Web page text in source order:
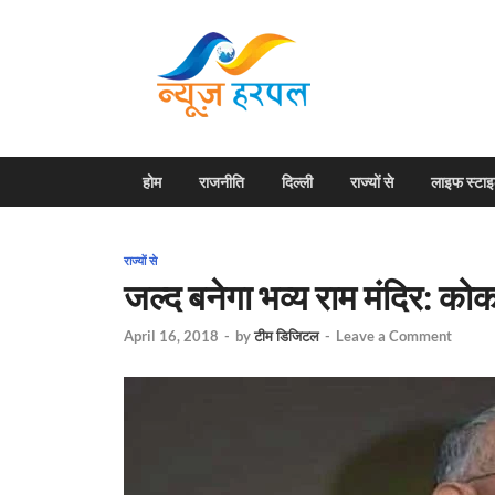
होम राजनीति दिल्ली राज्यों से लाइफ
राज्यों से
जल्द बनेगा भव्य राम मंदिर:
April 16, 2018 - byटीम डिजिटल - Leave a Comment